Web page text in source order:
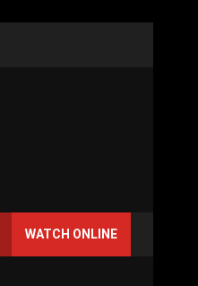
WATCH ONLINE